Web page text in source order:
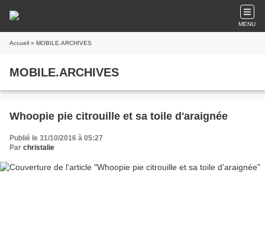
MENU
Accueil » MOBILE.ARCHIVES
MOBILE.ARCHIVES
Whoopie pie citrouille et sa toile d'araignée
Publié le 31/10/2016 à 05:27
Par christalie